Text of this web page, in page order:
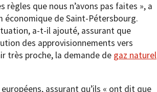
que nous n’avons pas faites », a
économique de Saint-Pétersbourg.
a-t-il ajouté, assurant que
des approvisionnements vers
très proche, la demande de gaz naturel
assurant qu’ils « ont dit que